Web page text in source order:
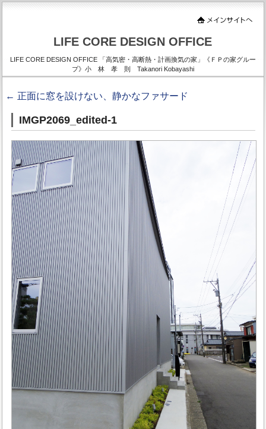
LIFE CORE DESIGN OFFICE
LIFE CORE DESIGN OFFICE 「高気密・高断熱・計画換気の家」《ＦＰの家グルー
プ》小 林 孝 則 Takanori Kobayashi
← 正面に窓を設けない、静かなファサード
IMGP2069_edited-1